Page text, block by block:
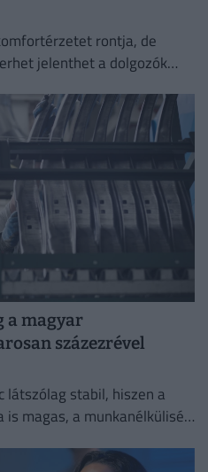
rontja, de
jelenthet a dolgozók
a magyar
százezrével
látszólag stabil, hiszen a
magas, a munkanélküliség